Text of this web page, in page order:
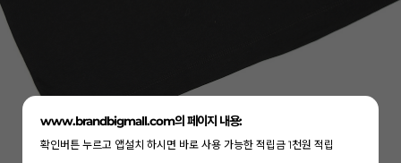
www.brandbigmall.com의 페이지 내용:
확인버튼 누르고 앱설치 하시면 바로 사용 가능한 적립금 1천원 적립